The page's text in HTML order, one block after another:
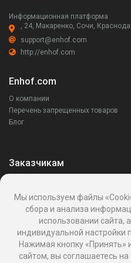
Информационная платформа
, 24, Макаренко, Сочи,
support@enhof.com
http://enhof.com
Enhof.com
О компании
Перечень запрещенных товаров
Блог
Заказчикам
Ваши запросы
Написать поставщику
Написать в поддержку
Реквизиты
Мы используем файлы
сбора и анализа
использовании сайта,
индивидуальной настройки
Нажимая кнопку «Принять»
сайтом, вы соглашаетесь